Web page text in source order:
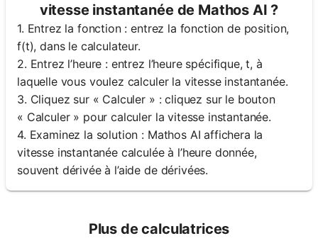
vitesse instantanée de Mathos AI ?
1. Entrez la fonction : entrez la fonction de position,
f(t), dans le calculateur.
2. Entrez l’heure : entrez l’heure spécifique, t, à
laquelle vous voulez calculer la vitesse instantanée.
3. Cliquez sur « Calculer » : cliquez sur le bouton
« Calculer » pour calculer la vitesse instantanée.
4. Examinez la solution : Mathos AI affichera la
vitesse instantanée calculée à l’heure donnée,
souvent dérivée à l’aide de dérivées.
Plus de calculatrices